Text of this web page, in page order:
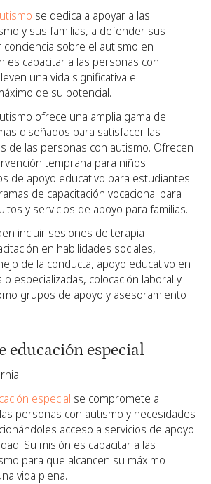
se dedica a apoyar a las
y sus familias, a defender sus
sobre el autismo en
es capacitar a las personas con
una vida significativa e
de su potencial.
ofrece una amplia gama de
diseñados para satisfacer las
de las personas con autismo. Ofrecen
temprana para niños
de apoyo educativo para estudiantes
de capacitación vocacional para
y servicios de apoyo para familias.
incluir sesiones de terapia
en habilidades sociales,
de la conducta, apoyo educativo en
o especializadas, colocación laboral y
grupos de apoyo y asesoramiento
educación especial
especial se compromete a
personas con autismo y necesidades
acceso a servicios de apoyo
Su misión es capacitar a las
para que alcancen su máximo
vida plena.